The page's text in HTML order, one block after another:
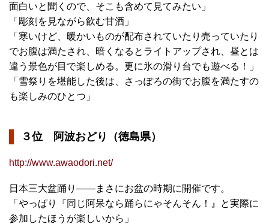
面白いと聞くので、そこも含めて見てみたい」
「彫刻を見ながら飲む甘酒」
「寒いけど、暖かいものが配布されていたり売っていたり
でお腹は満たされ、暗くなるとライトアップされ、昼とは
違う景色が目で楽しめる。更に氷の滑り台でも遊べる！」
「雪祭りを堪能した後は、さっぽろの街でお腹を満たすの
も楽しみのひとつ」
３位 阿波おどり（徳島県）
http://www.awaodori.net/
日本三大盆踊り――まさにお盆の時期に開催です。
「やっぱり『同じ阿呆なら踊らにゃそんそん！』と実際に
参加したほうが楽しいから」